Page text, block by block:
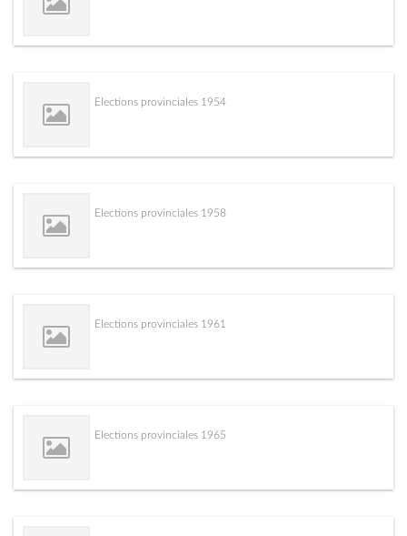
Elections provinciales 1954
Elections provinciales 1958
Elections provinciales 1961
Elections provinciales 1965